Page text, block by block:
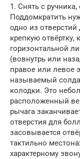
1. Снять с
Поддомкратить
одно из
крепкую отвёртку,
горизонтальной
(вовнутрь или
правое или левое
называемый
колодки. Это
расположенный
рычага
отверстия для
засовывается
тактильно
характерному